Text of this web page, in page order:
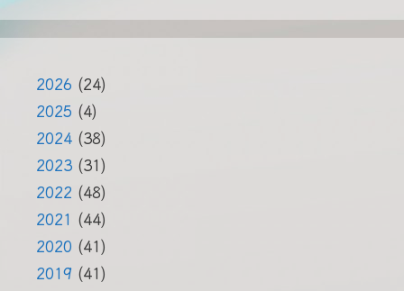
2026 (24)
2025 (4)
2024 (38)
2023 (31)
2022 (48)
2021 (44)
2020 (41)
2019 (41)